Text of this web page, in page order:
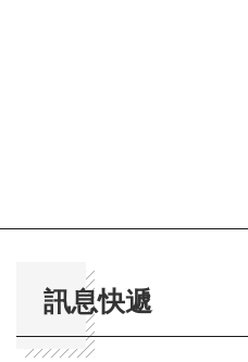
訊息快遞